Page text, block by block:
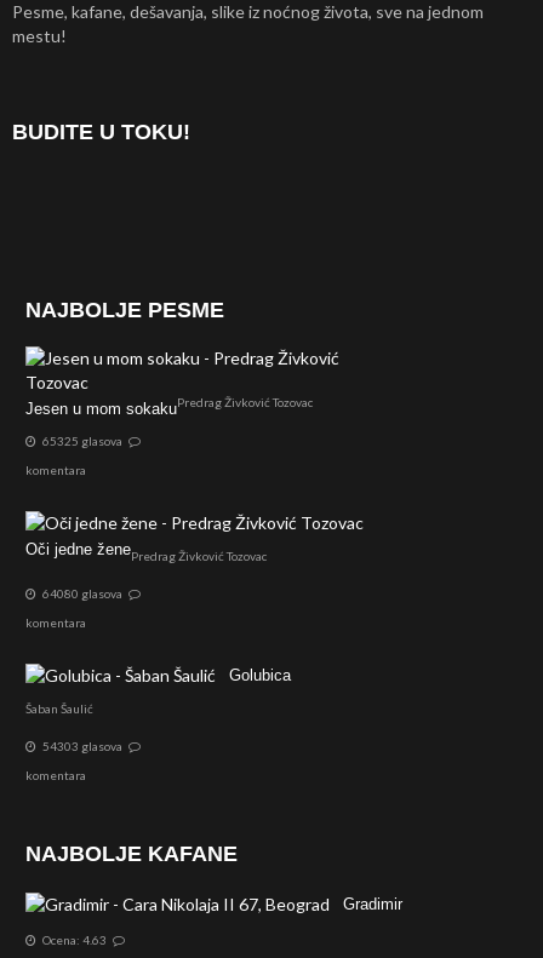
Pesme, kafane, dešavanja, slike iz noćnog života, sve na jednom
mestu!
BUDITE U TOKU!
NAJBOLJE PESME
Jesen u mom sokakuPredrag Živković Tozovac
65325 glasova
komentara
Oči jedne ženePredrag Živković Tozovac
64080 glasova
komentara
Golubica
Šaban Šaulić
54303 glasova
komentara
NAJBOLJE KAFANE
Gradimir
Ocena: 4.63